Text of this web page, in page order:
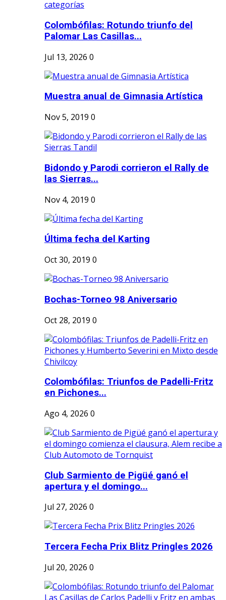
Colombófilas: Rotundo triunfo del
Palomar Las Casillas...
Jul 13, 2026 0
Muestra anual de Gimnasia Artística
Nov 5, 2019 0
Bidondo y Parodi corrieron el Rally de
las Sierras...
Nov 4, 2019 0
Última fecha del Karting
Oct 30, 2019 0
Bochas-Torneo 98 Aniversario
Oct 28, 2019 0
Colombófilas: Triunfos de Padelli-Fritz
en Pichones...
Ago 4, 2026 0
Club Sarmiento de Pigüé ganó el
apertura y el domingo...
Jul 27, 2026 0
Tercera Fecha Prix Blitz Pringles 2026
Jul 20, 2026 0